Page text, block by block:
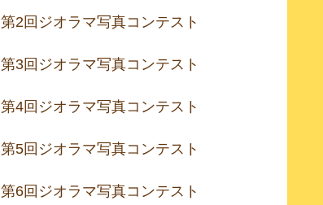
第2回ジオラマ写真コンテスト
第3回ジオラマ写真コンテスト
第4回ジオラマ写真コンテスト
第5回ジオラマ写真コンテスト
第6回ジオラマ写真コンテスト